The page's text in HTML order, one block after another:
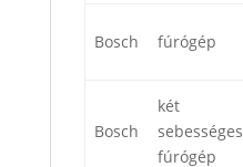
Bosch fúrógép
Bosch
két
sebességes
fúrógép